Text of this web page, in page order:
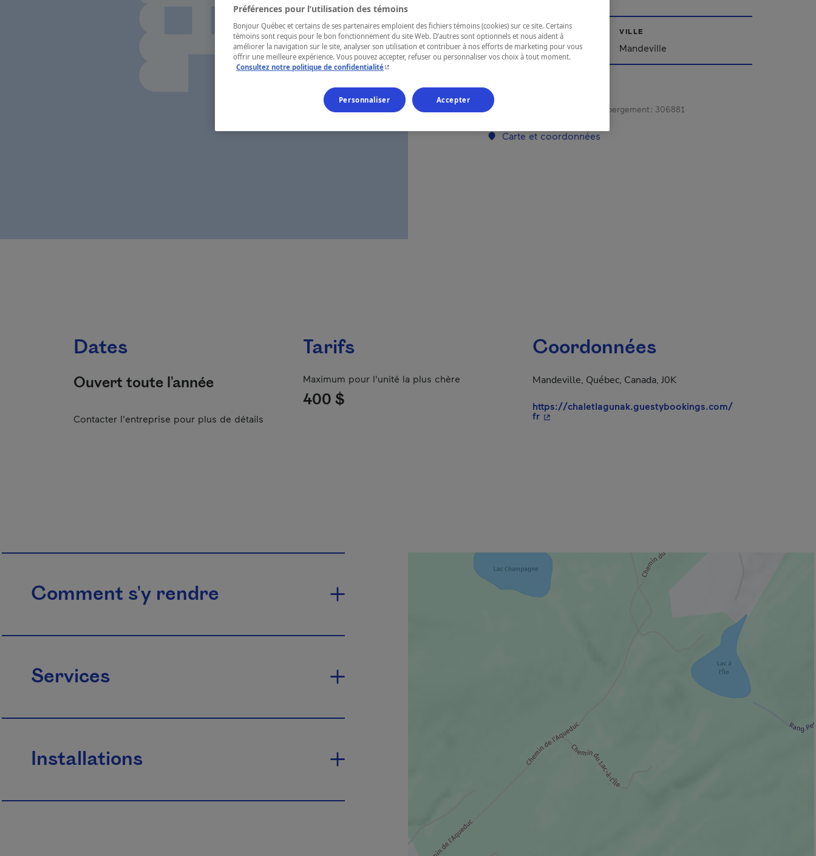
RÉGION
Lanaudière
VILLE
Mandeville
Numéro d’enregistrement d’hébergement : 306881
Carte et coordonnées
Dates
Ouvert toute l'année
Contacter l'entreprise pour plus de détails
Tarifs
Maximum pour l'unité la plus chère
400 $
Coordonnées
Mandeville, Québec, Canada, J0K
https://chaletlagunak.guestybookings.com/
fr- Cet hyperlien s'ouvrira dans une nouvelle fenêtre.
Comment s'y rendre
Services
Installations
Préférences pour l’utilisation des témoins
Bonjour Québec et certains de ses partenaires emploient des fichiers témoins (cookies) sur ce site. Certains
témoins sont requis pour le bon fonctionnement du site Web. D’autres sont optionnels et nous aident à
améliorer la navigation sur le site, analyser son utilisation et contribuer à nos efforts de marketing pour vous
offrir une meilleure expérience. Vous pouvez accepter, refuser ou personnaliser vos choix à tout moment.
Consultez notre politique de confidentialité- Cet hyperlien s'ouvrira dans une nouvelle fenêtre.
Personnaliser Accepter